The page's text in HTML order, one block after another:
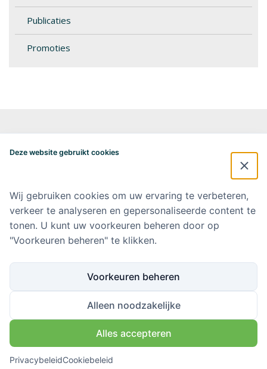
Publicaties
Promoties
Postbus 7057
alzheimercentrum@amsterdamumc.nl
Doneer via: NL 42 INGB 0006 9052 76 Ten name van: Stichting Steun
Alzheimercentrum Amsterdam
Amsterdam UMC
Deze website gebruikt cookies
Wij gebruiken cookies om uw ervaring te verbeteren,
verkeer te analyseren en gepersonaliseerde content te
tonen. U kunt uw voorkeuren beheren door op
"Voorkeuren beheren" te klikken.
Voorkeuren beheren
Alleen noodzakelijke
Alles accepteren
PrivacybeleidCookiebeleid
Volg ons via